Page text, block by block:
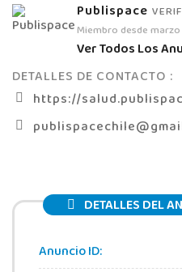
Publispace
Miembro desde
Ver Todos Los
DETALLES DE CONTACTO :
https://
DETALLES DEL
Anuncio ID: